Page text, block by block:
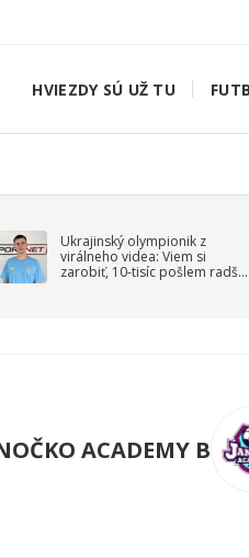
HVIEZDY SÚ UŽ TU
Ukrajinský olympionik z
virálneho videa: Viem si
zarobiť, 10-tisíc pošlem radšej
ACADEMY B